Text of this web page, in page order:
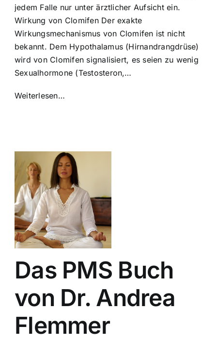
jedem Falle nur unter ärztlicher Aufsicht ein.
Wirkung von Clomifen Der exakte
Wirkungsmechanismus von Clomifen ist nicht
bekannt. Dem Hypothalamus (Hirnandrangdrüse)
wird von Clomifen signalisiert, es seien zu wenig
Sexualhormone (Testosteron,…
Weiterlesen…
Das PMS Buch
von Dr. Andrea
Flemmer